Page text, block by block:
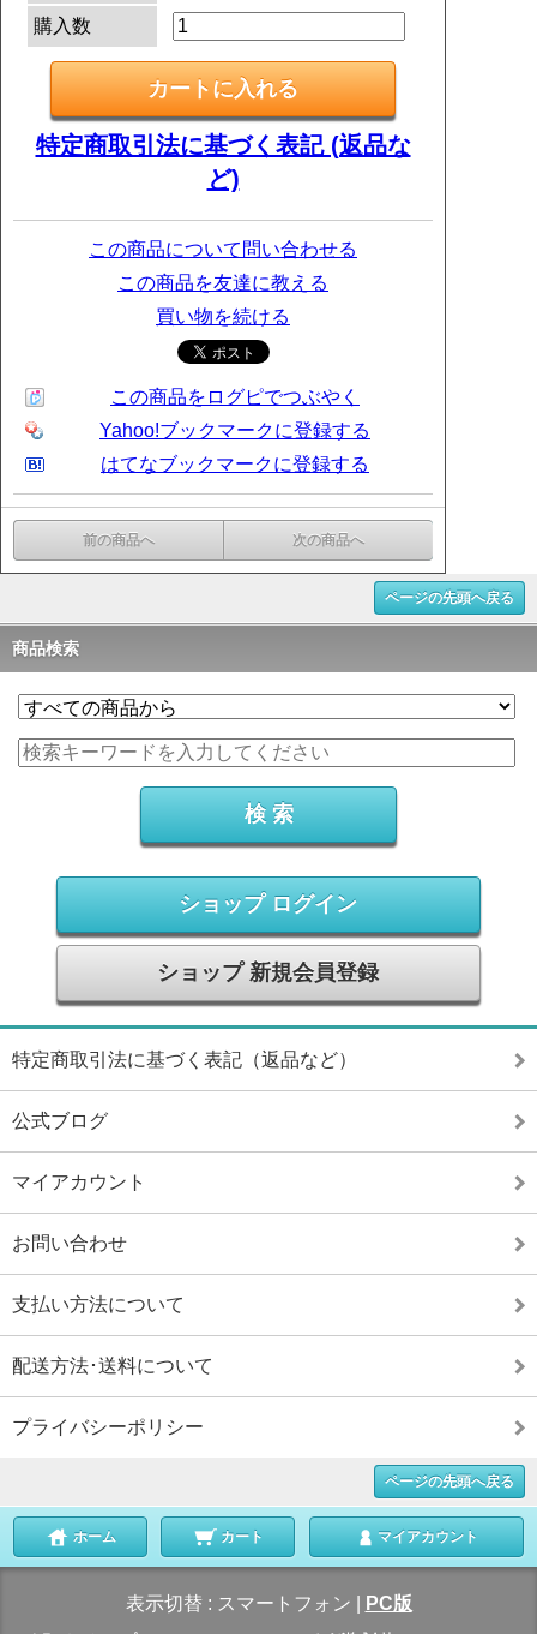
購入数
特定商取引法に基づく表記 (返品な
ど)
この商品について問い合わせる
この商品を友達に教える
買い物を続ける
この商品をログピでつぶやく
Yahoo!ブックマークに登録する
はてなブックマークに登録する
前の商品へ 次の商品へ
ページの先頭へ戻る
商品検索
ショップ ログイン
ショップ 新規会員登録
特定商取引法に基づく表記（返品など）
公式ブログ
マイアカウント
お問い合わせ
支払い方法について
配送方法･送料について
プライバシーポリシー
ページの先頭へ戻る
ホーム カート マイアカウント
表示切替 : スマートフォン PC版